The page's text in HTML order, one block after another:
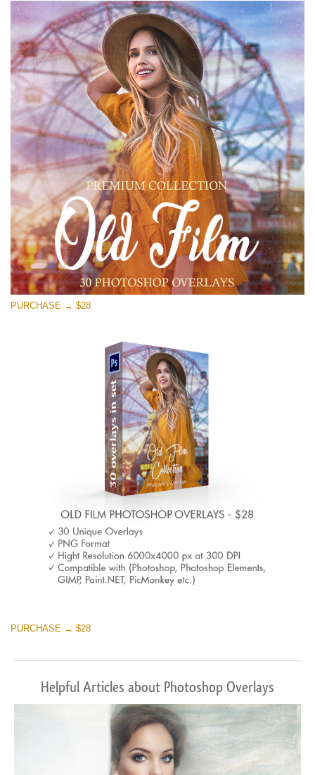
Light Sparkling
(740 Overlays)
Large 6000*4000px
Entire Collection
(1783 Overlays)
Large 6000*4000px
Descarga gratis
PURCHASE → $28
PURCHASE → $28
Helpful Articles about Photoshop Overlays